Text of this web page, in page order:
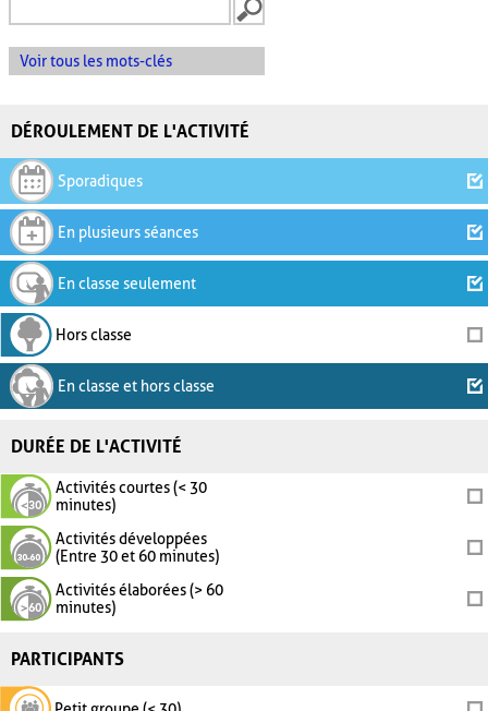
Voir tous les mots-clés
DÉROULEMENT DE L'ACTIVITÉ
Sporadiques
En plusieurs séances
En classe seulement
Hors classe
En classe et hors classe
DURÉE DE L'ACTIVITÉ
Activités courtes (< 30
minutes)
Activités développées
(Entre 30 et 60 minutes)
Activités élaborées (> 60
minutes)
PARTICIPANTS